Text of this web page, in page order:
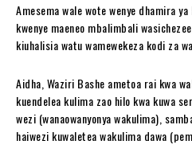
Amesema wale wote wenye dhamira
kwenye maeneo mbalimbali
kiuhalisia watu wamewekeza kodi za
Aidha, Waziri Bashe ametoa rai kwa
kuendelea kulima zao hilo kwa kuwa
wezi (wanaowanyonya wakulima),
haiwezi kuwaletea wakulima dawa